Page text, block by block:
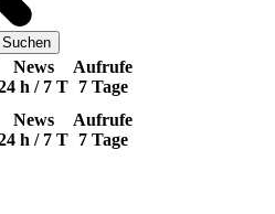
News
h / 7 T
Aufrufe
7 Tage
News
h / 7 T
Aufrufe
7 Tage